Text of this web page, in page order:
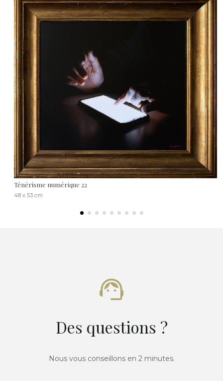
Ténérisme numérique 22
48 x 53 cm
Des questions ?
Nous vous conseillons en 2 minutes.